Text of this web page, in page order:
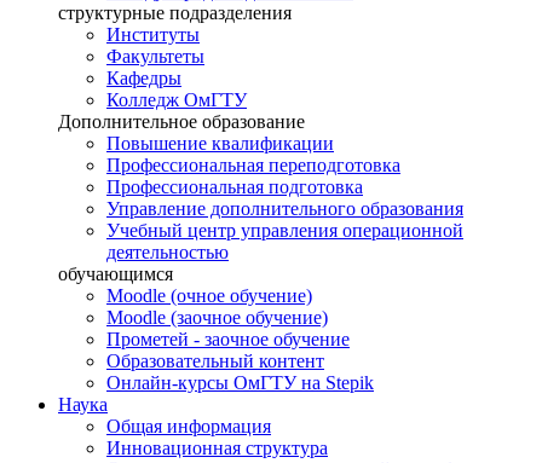
структурные подразделения
Институты
Факультеты
Кафедры
Колледж ОмГТУ
Дополнительное образование
Повышение квалификации
Профессиональная переподготовка
Профессиональная подготовка
Управление дополнительного образования
Учебный центр управления операционной
деятельностью
обучающимся
Moodle (очное обучение)
Moodle (заочное обучение)
Прометей - заочное обучение
Образовательный контент
Онлайн-курсы ОмГТУ на Stepik
Наука
Общая информация
Инновационная структура